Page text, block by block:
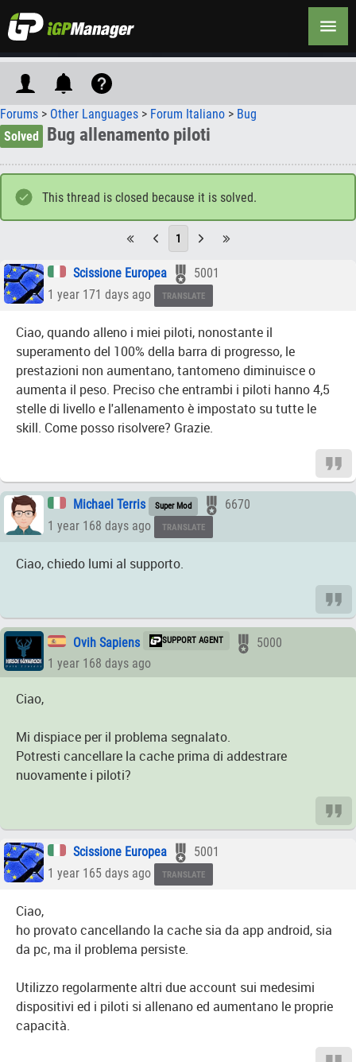
Forums > Other Languages > Forum Italiano > Bug
Solved
Bug allenamento piloti
This thread is closed because it is solved.
1
Scissione Europea
5001
1 year 171 days ago
TRANSLATE
Ciao, quando alleno i miei piloti, nonostante il
superamento del 100% della barra di progresso, le
prestazioni non aumentano, tantomeno diminuisce o
aumenta il peso. Preciso che entrambi i piloti hanno 4,5
stelle di livello e l'allenamento è impostato su tutte le
skill. Come posso risolvere? Grazie.
Michael Terris Super Mod
6670
1 year 168 days ago
TRANSLATE
Ciao, chiedo lumi al supporto.
Ovih Sapiens SUPPORT AGENT
5000
1 year 168 days ago
Ciao,
Mi dispiace per il problema segnalato.
Potresti cancellare la cache prima di addestrare
nuovamente i piloti?
Scissione Europea
5001
1 year 165 days ago
TRANSLATE
Ciao,
ho provato cancellando la cache sia da app android, sia
da pc, ma il problema persiste.
Utilizzo regolarmente altri due account sui medesimi
dispositivi ed i piloti si allenano ed aumentano le proprie
capacità.